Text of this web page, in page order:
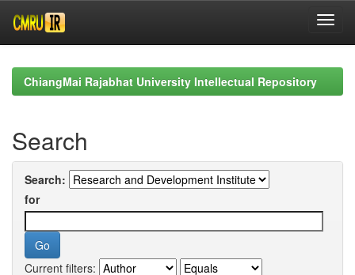
navigationChiangMai Rajabhat University Intellectual Repository
Search
Search:
for
Current filters: